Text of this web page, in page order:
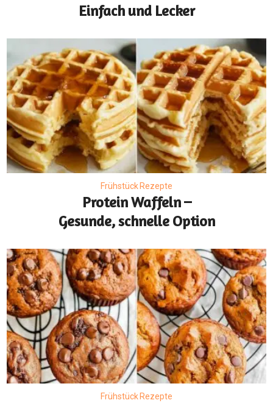
Einfach und Lecker
Frühstück Rezepte
Protein Waffeln –
Gesunde, schnelle Option
Frühstück Rezepte